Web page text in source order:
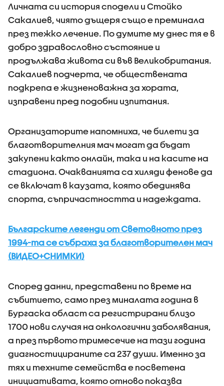
Личната си история сподели и Стойко
Сакалиев, чиято дъщеря също е преминала
през тежко лечение. По думите му днес тя е в
добро здравословно състояние и
продължава живота си във Великобритания.
Сакалиев подчерта, че обществената
подкрепа е жизненоважна за хората,
изправени пред подобни изпитания.
Организаторите напомниха, че билети за
благотворителния мач могат да бъдат
закупени както онлайн, така и на касите на
стадиона. Очакванията са хиляди фенове да
се включат в каузата, която обединява
спорта, съпричастността и надеждата.
Българските легенди от Световното през
1994-та се събраха за благотворителен мач
(ВИДЕО+СНИМКИ)
Според данни, представени по време на
събитието, само през миналата година в
Бургаска област са регистрирани близо
1700 нови случая на онкологични заболявания,
а през първото тримесечие на тази година
диагностицираните са 237 души. Именно за
тях и техните семейства е посветена
инициативата, която отново показва